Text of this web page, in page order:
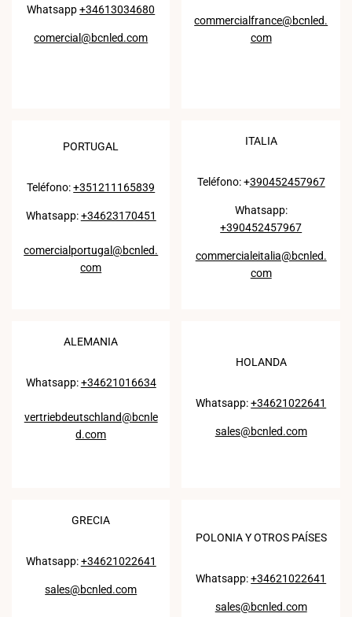
Whatsapp+34613034680
comercial@bcnled.com
commercialfrance@bcnled.
com
PORTUGAL
Teléfono:+351211165839
Whatsapp:+34623170451
comercialportugal@bcnled.
com
ITALIA
Teléfono: +390452457967
Whatsapp:
+390452457967
commercialeitalia@bcnled.
com
ALEMANIA
Whatsapp:+34621016634
vertriebdeutschland@bcnle
d.com
HOLANDA
Whatsapp:+34621022641
sales@bcnled.com
GRECIA
Whatsapp:+34621022641
sales@bcnled.com
POLONIA Y OTROS PAÍSES
Whatsapp:+34621022641
sales@bcnled.com